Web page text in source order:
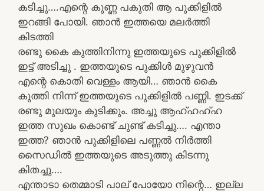
കടിച്ചു….എന്റെ കുണ്ണ പകുതി ആ പുക്കിളിൽ
ഇറങ്ങി പോയി. ഞാൻ ഇത്തയെ മലർത്തി
കിടത്തി
രണ്ടു കൈ കുത്തിനിന്നു ഇത്തയുടെ പുക്കിളിൽ
ഇട്ട് അടിച്ചു . ഇത്തയുടെ പുക്കിൾ മുഴുവൻ
എന്റെ കൊതി വെള്ളം ആയി… ഞാൻ കൈ
കുത്തി നിന്ന് ഇത്തയുടെ പുക്കിളിൽ പണ്ണി. ഇടക്ക്
രണ്ടു മുലയും കുടിക്കും. അച്ചു ആഹ്ഹഹ്ഹ
ഇത്ത സുഖം കൊണ്ട് ചുണ്ട് കടിച്ചു…. എന്താ
ഇത്ത? ഞാൻ പുക്കിളിലെ പണ്ണൽ നിർത്തി
സൈഡിൽ ഇത്തയുടെ അടുത്തു കിടന്നു
കിതച്ചു….
എന്താടാ തെമ്മാടി പാല് പോയോ നിന്റെ… ഇല്ല